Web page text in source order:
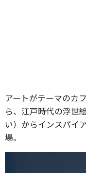
アートがテーマのカ
ら、江戸時代の浮世
い）からインスパイ
場。